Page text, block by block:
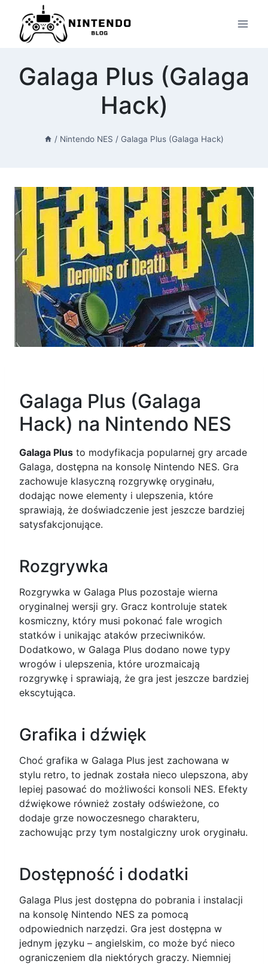
Przeskocz
treści
Galaga Plus (Galaga
Hack)
/ Nintendo NES / Galaga Plus (Galaga Hack)
Galaga Plus (Galaga
Hack) na Nintendo NES
Galaga Plus to modyfikacja popularnej gry arcade
Galaga, dostępna na konsolę Nintendo NES. Gra
zachowuje klasyczną rozgrywkę oryginału,
dodając nowe elementy i ulepszenia, które
sprawiają, że doświadczenie jest jeszcze bardziej
satysfakcjonujące.
Rozgrywka
Rozgrywka w Galaga Plus pozostaje wierna
oryginalnej wersji gry. Gracz kontroluje statek
kosmiczny, który musi pokonać fale wrogich
statków i unikając ataków przeciwników.
Dodatkowo, w Galaga Plus dodano nowe typy
wrogów i ulepszenia, które urozmaicają
rozgrywkę i sprawiają, że gra jest jeszcze bardziej
ekscytująca.
Grafika i dźwięk
Choć grafika w Galaga Plus jest zachowana w
stylu retro, to jednak została nieco ulepszona, aby
lepiej pasować do możliwości konsoli NES. Efekty
dźwiękowe również zostały odświeżone, co
dodaje grze nowoczesnego charakteru,
zachowując przy tym nostalgiczny urok oryginału.
Dostępność i dodatki
Galaga Plus jest dostępna do pobrania i instalacji
na konsolę Nintendo NES za pomocą
odpowiednich narzędzi. Gra jest dostępna w
jednym języku – angielskim, co może być nieco
ograniczeniem dla niektórych graczy. Niemniej